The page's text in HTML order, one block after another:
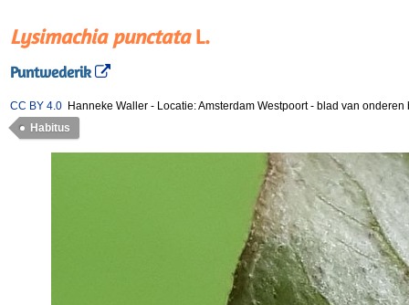
Lysimachia punctataL.
Puntwederik
CC BY 4.0 Hanneke Waller - Locatie: Amsterdam Westpoort- blad van onderen
Habitus